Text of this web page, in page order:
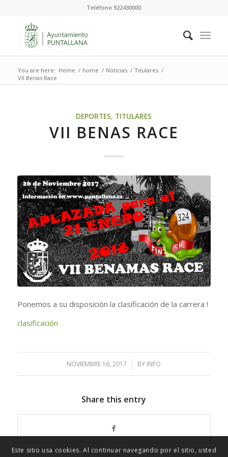
Teléfono 922430000
You are here: Home / home / Noticias / Titulares /
VII Benas Race
DEPORTES, TITULARES
VII BENAS RACE
Ponemos a su disposición la clasificación de la carrera !
clasificación
NOVIEMBRE 16, 2017
/ BY INFO
Share this entry
Este sitio usa cookies. Al continuar navegando por el sitio, usted